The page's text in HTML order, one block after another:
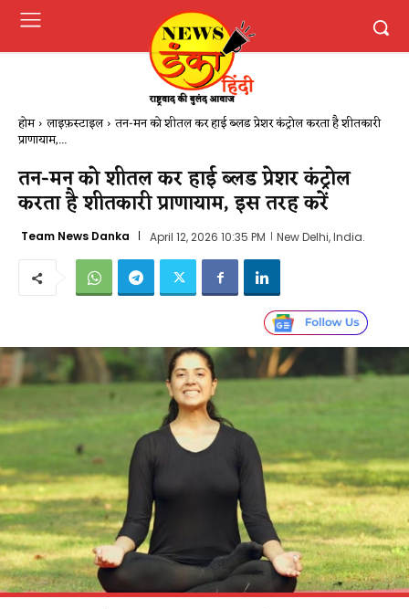
होम लाइफ़स्टाइल तन-मन को शीतल कर हाई ब्लड प्रेशर कंट्रोल करता है शीतकारी
प्राणायाम,...
तन-मन को शीतल कर हाई ब्लड प्रेशर कंट्रोल
करता है शीतकारी प्राणायाम, इस तरह करें
Team News Danka April 12, 2026 10:35 PM New Delhi, India.